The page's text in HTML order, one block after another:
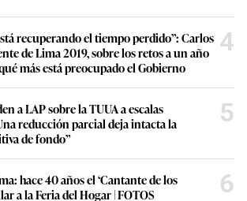
recuperando el tiempo perdido”: Carlos
de Lima 2019, sobre los retos a un año
más está preocupado el Gobierno
4
a LAP sobre la TUUA a escalas
reducción parcial deja intacta la
de fondo”
5
hace 40 años el ‘Cantante de los
a la Feria del Hogar | FOTOS
6